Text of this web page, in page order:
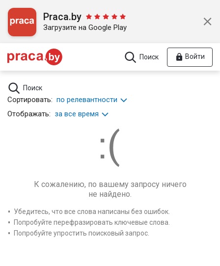
Praca.by
Загрузите на Google Play
Поиск Войти
Поиск
Сортировать: по релевантности
Отображать: за все время
К сожалению, по вашему запросу ничего
не найдено.
Убедитесь, что все слова написаны без ошибок.
Попробуйте перефразировать ключевые слова.
Попробуйте упростить поисковый запрос.